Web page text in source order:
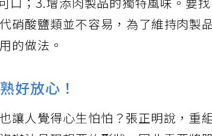
口；3.增添肉製品的獨特風味。要
硝酸鹽類並不容易，為了維持肉製
的做法。
好放心！
讓人覺得心生怕怕？張正明說，重